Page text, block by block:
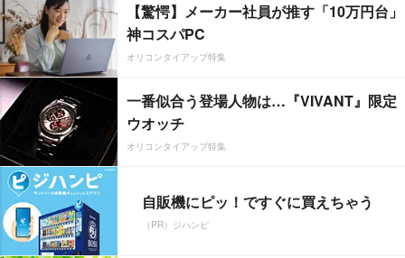
【驚愕】メーカー社員が推す「10万円台」
神コスパPC
オリコンタイアップ特集
一番似合う登場人物は…『VIVANT』限定
ウオッチ
オリコンタイアップ特集
自販機にピッ！ですぐに買えちゃう
（PR）ジハンピ